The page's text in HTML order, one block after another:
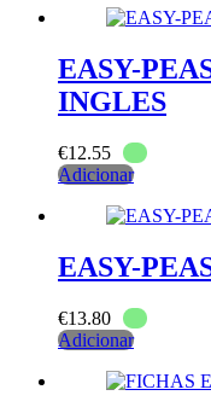
EASY-
INGLES
€12.55
Adicionar
EASY-
€13.80
Adicionar